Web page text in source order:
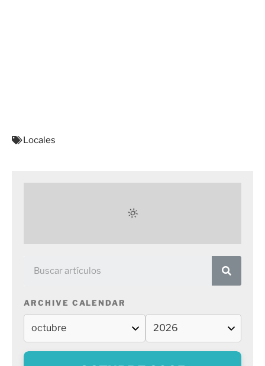
Locales
ARCHIVE CALENDAR